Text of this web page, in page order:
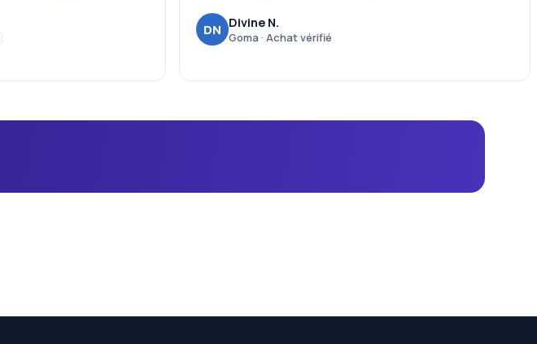
DN Divine N.
Goma · Achat vérifié